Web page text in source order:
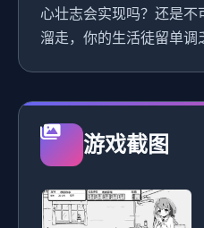
心壮志会实现吗？还是不
溜走，你的生活徒留单调
游戏截图